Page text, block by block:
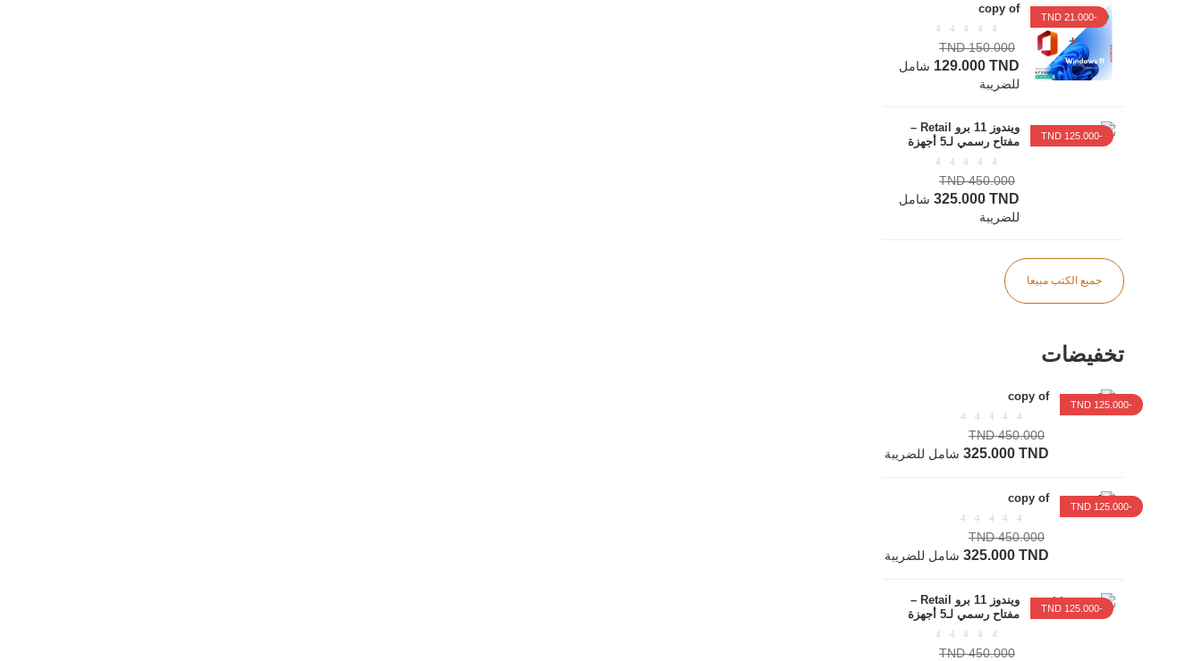
-21.000 TND
copy of
150.000 TND
129.000 TND شامل
للضريبة
-125.000 TND
ويندوز 11 برو Retail –
مفتاح رسمي لـ5 أجهزة
450.000 TND
325.000 TND شامل
للضريبة
جميع الكتب مبيعا
تخفيضات
-125.000 TND
copy of
450.000 TND
325.000 TND شامل للضريبة
-125.000 TND
copy of
450.000 TND
325.000 TND شامل للضريبة
-125.000 TND
ويندوز 11 برو Retail –
مفتاح رسمي لـ5 أجهزة
450.000 TND